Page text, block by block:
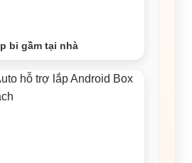
bi gầm tại nhà